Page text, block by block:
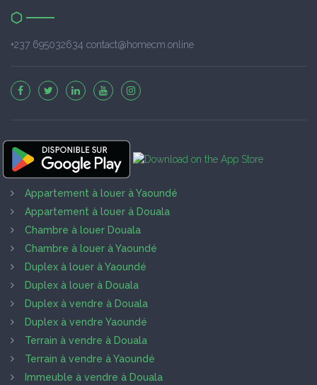
+237 695032634 contact@homecm.online
Appartement à louer à Yaoundé
Appartement à louer à Douala
Chambre à louer Douala
Chambre à louer à Yaoundé
Duplex à louer à Yaoundé
Duplex à louer à Douala
Duplex à vendre à Douala
Duplex à vendre Yaoundé
Terrain à vendre à Douala
Terrain à vendre à Yaoundé
Immeuble à vendre à Douala